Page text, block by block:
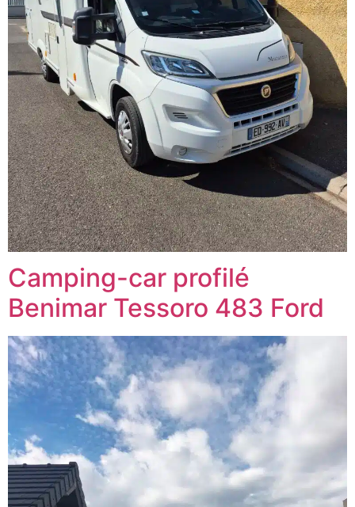
Camping-car profilé
Benimar Tessoro 483 Ford